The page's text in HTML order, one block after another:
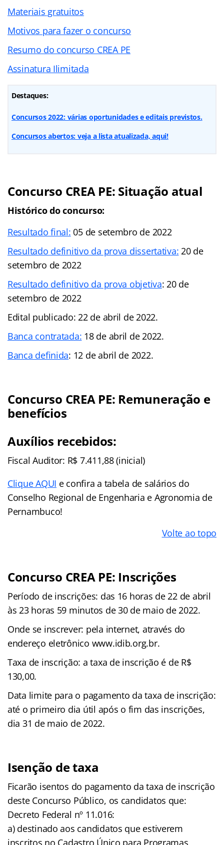
Materiais gratuitos
Motivos para fazer o concurso
Resumo do concurso CREA PE
Assinatura Ilimitada
Destaques:
Concursos 2022: várias oportunidades e editais previstos.
Concursos abertos: veja a lista atualizada, aqui!
Concurso CREA PE: Situação atual
Histórico do concurso:
Resultado final: 05 de setembro de 2022
Resultado definitivo da prova dissertativa: 20 de
setembro de 2022
Resultado definitivo da prova objetiva: 20 de
setembro de 2022
Edital publicado: 22 de abril de 2022.
Banca contratada: 18 de abril de 2022.
Banca definida: 12 de abril de 2022.
Concurso CREA PE: Remuneração e
benefícios
Auxílios recebidos:
Fiscal Auditor: R$ 7.411,88 (inicial)
Clique AQUI e confira a tabela de salários do
Conselho Regional de Engenharia e Agronomia de
Pernambuco!
Volte ao topo
Concurso CREA PE: Inscrições
Período de inscrições: das 16 horas de 22 de abril
às 23 horas 59 minutos de 30 de maio de 2022.
Onde se inscrever: pela internet, através do
endereço eletrônico www.idib.org.br.
Taxa de inscrição: a taxa de inscrição é de R$
130,00.
Data limite para o pagamento da taxa de inscrição:
até o primeiro dia útil após o fim das inscrições,
dia 31 de maio de 2022.
Isenção de taxa
Ficarão isentos do pagamento da taxa de inscrição
deste Concurso Público, os candidatos que:
Decreto Federal nº 11.016:
a) destinado aos candidatos que estiverem
inscritos no Cadastro Único para Programas